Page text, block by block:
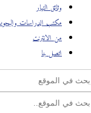
وثائق التيار
مكتب الدراسات والبحوث
من الانترنت
اتصل بنا